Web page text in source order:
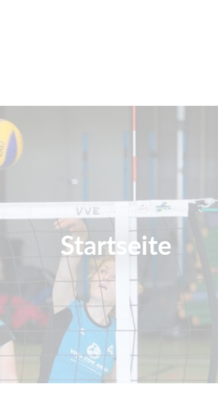
Startseite